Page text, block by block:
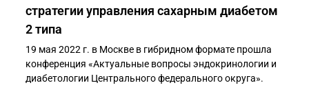
стратегии управления сахарным диабетом
2 типа
19 мая 2022 г. в Москве в гибридном формате прошла
конференция «Актуальные вопросы эндокринологии и
диабетологии Центрального федерального округа».